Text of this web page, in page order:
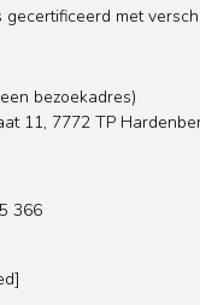
gecertificeerd met
bezoekadres)
11, 7772 TP
366